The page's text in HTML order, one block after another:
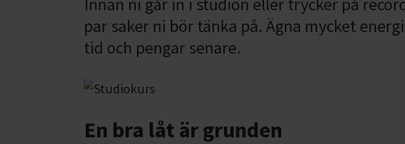
par saker ni bör tänka på. Ägna mycket
tid och pengar senare.
En bra låt är grunden